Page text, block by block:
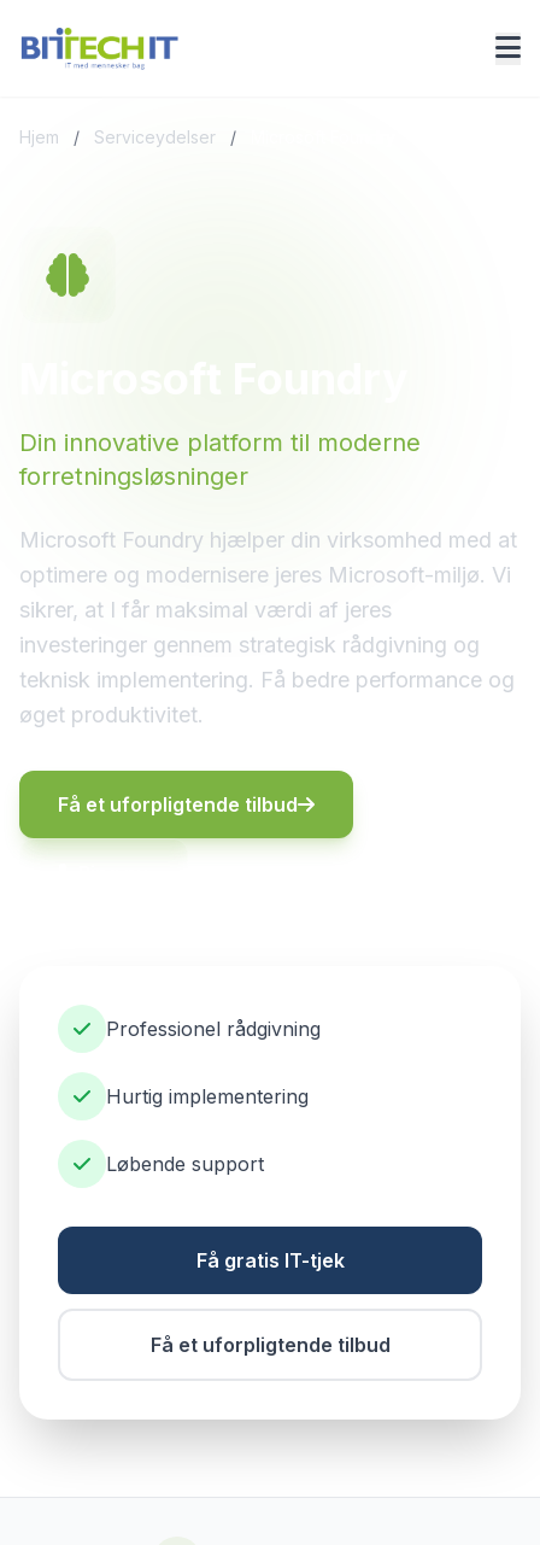
Hjem / Serviceydelser /
Din innovative platform til moderne
forretningsløsninger
Microsoft Foundry hjælper din virksomhed med at
optimere og modernisere jeres Microsoft-miljø. Vi
sikrer, at I får maksimal værdi af jeres
investeringer gennem strategisk rådgivning og
teknisk implementering. Få bedre performance og
øget produktivitet.
Få et uforpligtende tilbud
Professionel rådgivning
Hurtig implementering
Løbende support
Få gratis IT-tjek
Få et uforpligtende tilbud